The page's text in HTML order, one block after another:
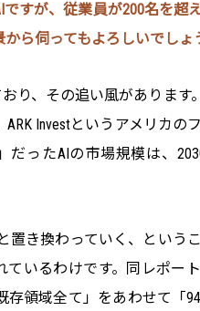
すが、従業員が200名を超
ら伺ってもよろしいでしょ
り、その追い風があります
Investというアメリカの
だったAIの市場規模は、
置き換わっていく、という
いるわけです。同レポー
領域全て」をあわせて「